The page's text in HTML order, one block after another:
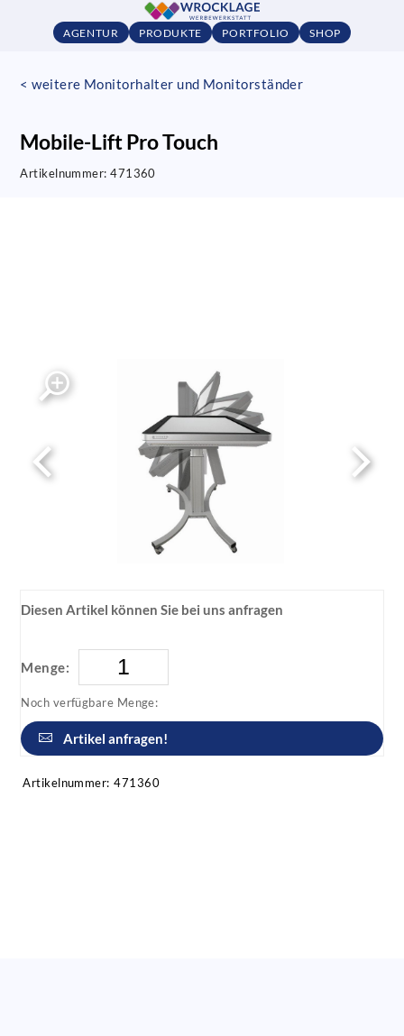
AGENTUR PRODUKTE PORTFOLIO SHOP
< weitere Monitorhalter und Monitorständer
Mobile-Lift Pro Touch
Artikelnummer:471360
Diesen Artikel können Sie bei uns anfragen
Menge:
Noch verfügbare Menge:
Artikel anfragen!
Artikelnummer: 471360